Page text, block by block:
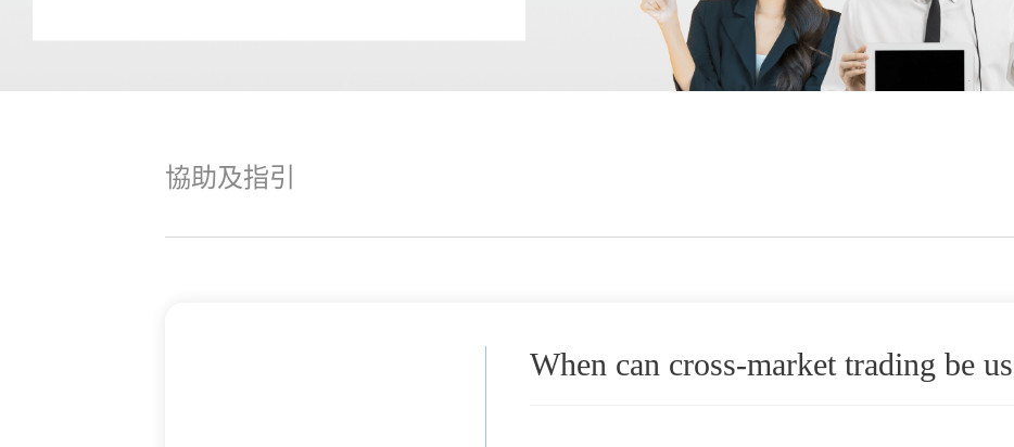
協助及指引
When can cross-market trading be